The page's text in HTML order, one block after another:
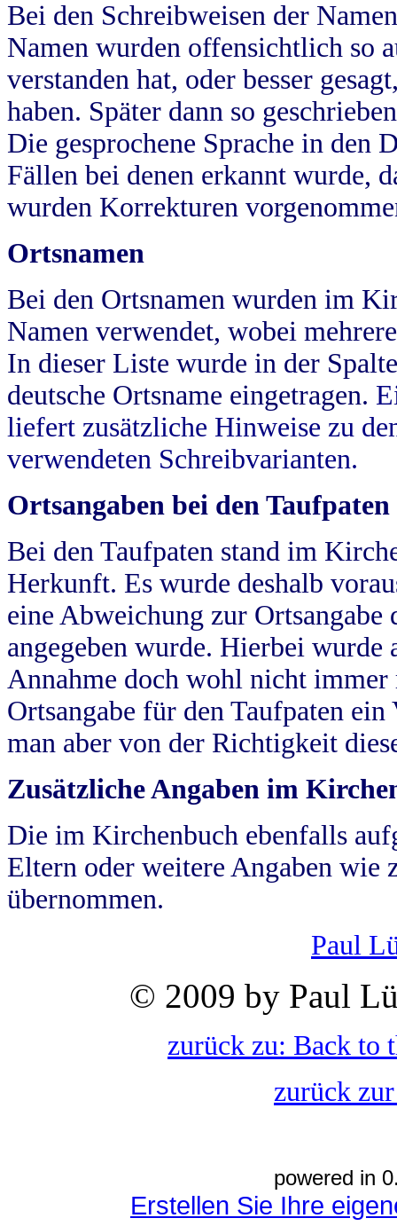
Bei den Schreibweisen der
Namen wurden offensichtlich so
verstanden hat, oder besser
haben. Später dann so
Die gesprochene Sprache in
Fällen bei denen erkannt wurde,
wurden Korrekturen
Ortsnamen
Bei den Ortsnamen wurden im
Namen verwendet, wobei
In dieser Liste wurde in der
deutsche Ortsname eingetragen.
liefert zusätzliche Hinweise zu
verwendeten Schreibvarianten.
Ortsangaben bei den Taufpaten
Bei den Taufpaten stand im
Herkunft. Es wurde deshalb
eine Abweichung zur
angegeben wurde. Hierbei wurde
Annahme doch wohl nicht
Ortsangabe für den Taufpaten
man aber von der Richtigkeit
Zusätzliche Angaben im
Die im Kirchenbuch ebenfalls
Eltern oder weitere Angaben wie
übernommen.
Paul
© 2009 by Paul
zurück zu: Back to
zurück
powered in
Erstellen Sie Ihre